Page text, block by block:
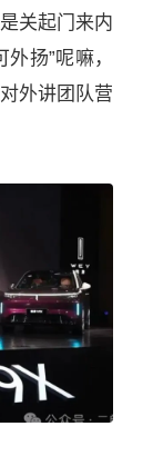
关起门来内
扬”呢嘛，
外讲团队营